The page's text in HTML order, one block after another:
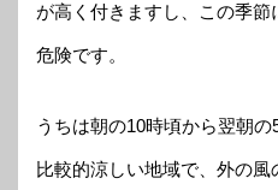
が高く付きますし、この季
危険です。
うちは朝の10時頃から翌朝
比較的涼しい地域で、外の